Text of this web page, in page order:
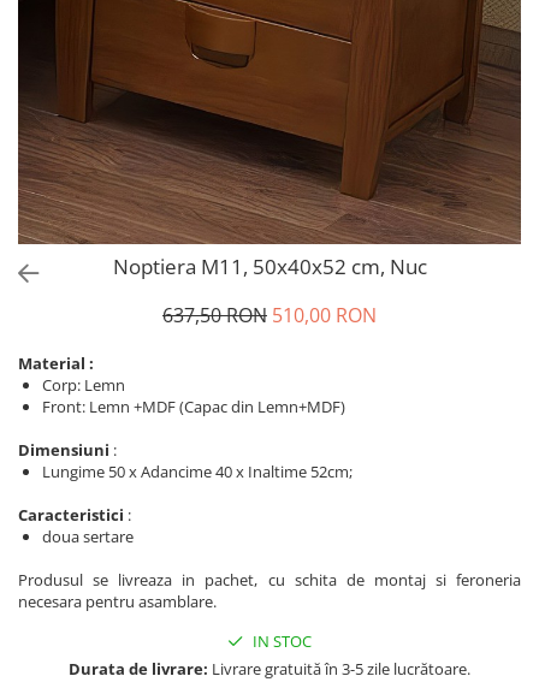
Noptiera M11, 50x40x52 cm, Nuc
637,50 RON 510,00 RON
Material :
Corp: Lemn
Front: Lemn +MDF (Capac din Lemn+MDF)
Dimensiuni :
Lungime 50 x Adancime 40 x Inaltime 52cm;
Caracteristici :
doua sertare
Produsul se livreaza in pachet, cu schita de montaj si feroneria
necesara pentru asamblare.
IN STOC
Durata de livrare: Livrare gratuită în 3-5 zile lucrătoare.